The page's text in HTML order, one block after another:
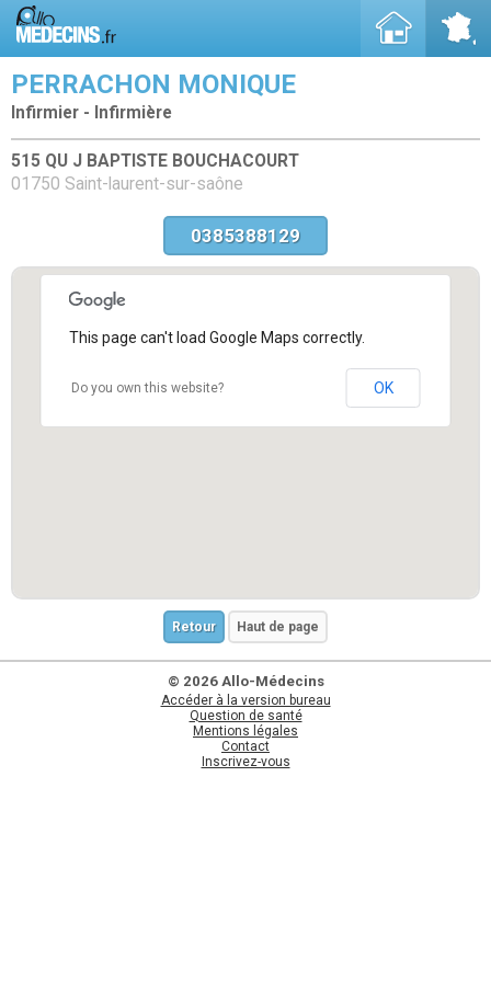
PERRACHON MONIQUE
Infirmier - Infirmière
515 QU J BAPTISTE BOUCHACOURT
01750 Saint-laurent-sur-saône
0385388129
This page can't load Google Maps correctly.
Do you own this website? OK
Retour Haut de page
© 2026 Allo-Médecins
Accéder à la version bureau
Question de santé
Mentions légales
Contact
Inscrivez-vous